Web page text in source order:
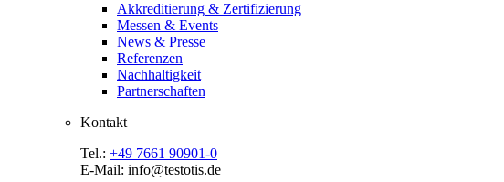
Akkreditierung & Zertifizierung
Messen & Events
News & Presse
Referenzen
Nachhaltigkeit
Partnerschaften
Kontakt
Tel.: +49 7661 90901-0
E-Mail: info@testotis.de